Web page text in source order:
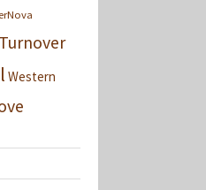
Turnover
Western